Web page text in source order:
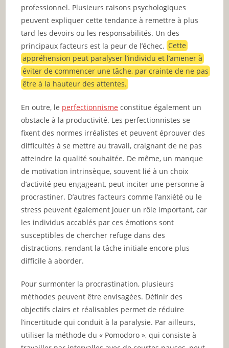
professionnel. Plusieurs raisons psychologiques
peuvent expliquer cette tendance à remettre à plus
tard les devoirs ou les responsabilités. Un des
principaux facteurs est la peur de l’échec.Cette
appréhension peut paralyser l’individu et l’amener à
éviter de commencer une tâche, par crainte de ne pas
être à la hauteur des attentes.
En outre, le perfectionnisme constitue également un
obstacle à la productivité. Les perfectionnistes se
fixent des normes irréalistes et peuvent éprouver des
difficultés à se mettre au travail, craignant de ne pas
atteindre la qualité souhaitée. De même, un manque
de motivation intrinsèque, souvent lié à un choix
d’activité peu engageant, peut inciter une personne à
procrastiner. D’autres facteurs comme l’anxiété ou le
stress peuvent également jouer un rôle important, car
les individus accablés par ces émotions sont
susceptibles de chercher refuge dans des
distractions, rendant la tâche initiale encore plus
difficile à aborder.
Pour surmonter la procrastination, plusieurs
méthodes peuvent être envisagées. Définir des
objectifs clairs et réalisables permet de réduire
l’incertitude qui conduit à la paralysie. Par ailleurs,
utiliser la méthode du « Pomodoro », qui consiste à